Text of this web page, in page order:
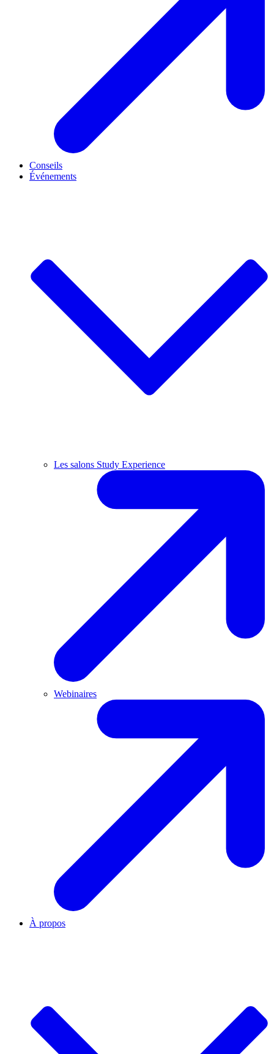
Conseils
Événements
Les salons Study Experience
Webinaires
À propos